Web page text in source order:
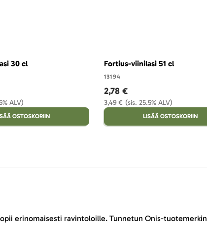
30 cl
ALV)
OSTOSKORIIN
Fortius-viinilasi 51 cl
13194
(sis. 25.5% ALV)
3,49 €
2,78 €
LISÄÄ OSTOSKORIIN
erinomaisesti ravintoloille. Tunnetun Onis-